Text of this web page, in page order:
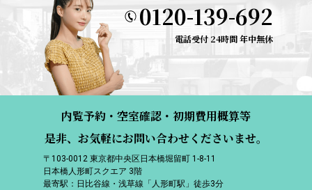
0120-139-692
電話受付 24時間 年中無休
内覧予約・空室確認・初期費用概算等
是非、お気軽にお問い合わせくださいませ。
〒103-0012 東京都中央区日本橋堀留町 1-8-11
日本橋人形町スクエア 3階
最寄駅：日比谷線・浅草線「人形町駅」徒歩3分